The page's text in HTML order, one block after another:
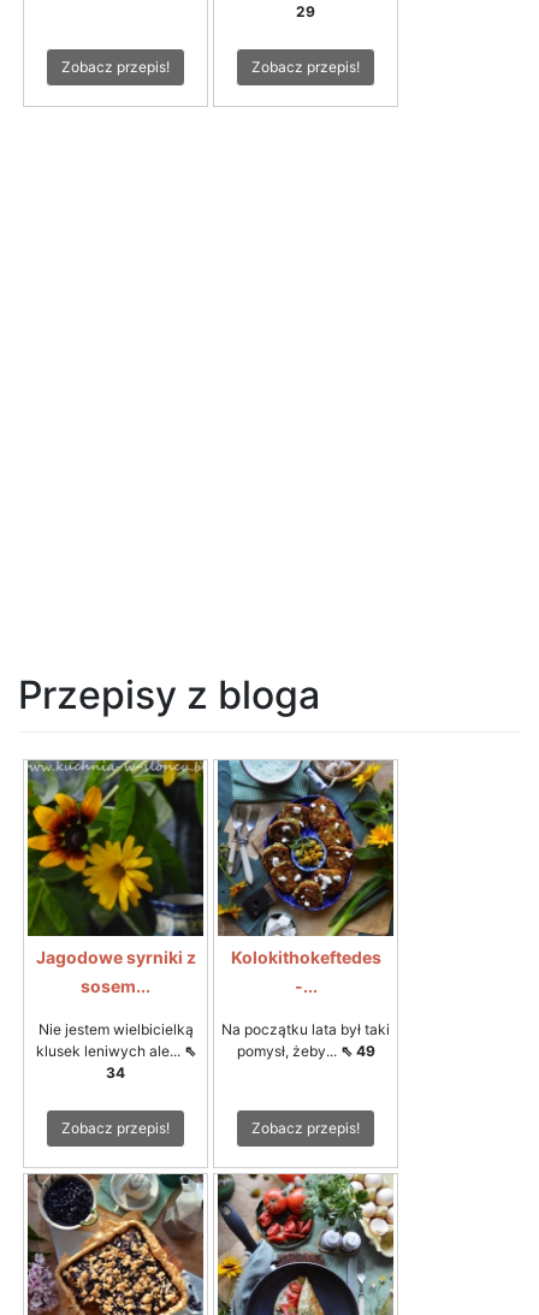
Zobacz przepis!
29
Zobacz przepis!
Przepisy z bloga
Jagodowe syrniki z
sosem...
Nie jestem wielbicielką
klusek leniwych ale... ⇖
34
Zobacz przepis!
Kolokithokeftedes
-...
Na początku lata był taki
pomysł, żeby... ⇖ 49
Zobacz przepis!